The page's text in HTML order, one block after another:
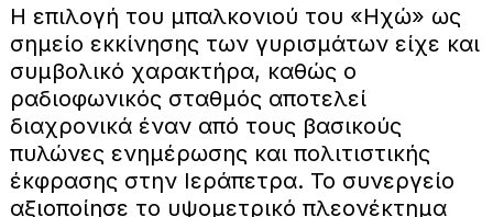
Η επιλογή του μπαλκονιού του «Ηχώ» ως
σημείο εκκίνησης των γυρισμάτων είχε και
συμβολικό χαρακτήρα, καθώς ο
ραδιοφωνικός σταθμός αποτελεί
διαχρονικά έναν από τους βασικούς
πυλώνες ενημέρωσης και πολιτιστικής
έκφρασης στην Ιεράπετρα. Το συνεργείο
αξιοποίησε το υψομετρικό πλεονέκτημα